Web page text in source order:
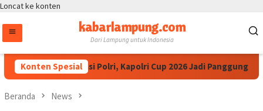
Loncat ke konten
kabarlampung.com
Dari Lampung untuk Indonesia
Konten Spesial
IESPA Apresiasi Polri, Kapolri Cup 2026 Jadi Panggung
Beranda News